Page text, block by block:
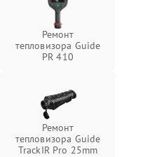
Ремонт
тепловизора Guide
PR 410
Ремонт
тепловизора Guide
TrackIR Pro 25mm